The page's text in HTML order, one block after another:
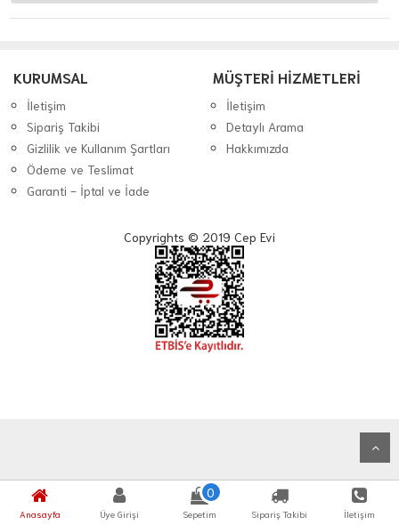
Anasayfa Üye Girişi
0
Sepetim Sipariş Takibi İletişim
KURUMSAL
İletişim
Sipariş Takibi
Gizlilik ve Kullanım Şartları
Ödeme ve Teslimat
Garanti - İptal ve İade
MÜŞTERİ HİZMETLERİ
İletişim
Detaylı Arama
Hakkımızda
Copyrights © 2019 Cep Evi